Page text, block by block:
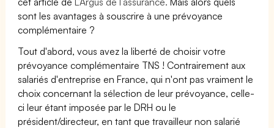
sont les avantages à souscrire à une prévoyance
complémentaire ?
Tout d'abord, vous avez la liberté de choisir votre
prévoyance complémentaire TNS ! Contrairement aux
salariés d'entreprise en France, qui n'ont pas vraiment le
choix concernant la sélection de leur prévoyance, celle-
ci leur étant imposée par le DRH ou le
président/directeur, en tant que travailleur non salarié